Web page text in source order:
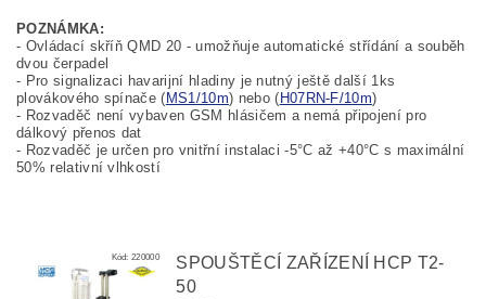
POZNÁMKA:
- Ovládací skříň QMD 20 - umožňuje automatické střídání a souběh
dvou čerpadel
- Pro signalizaci havarijní hladiny je nutný ještě další 1ks
plovákového spínače ( MS1/10m) nebo ( H07RN-F/10m)
- Rozvaděč není vybaven GSM hlásičem a nemá připojení pro
dálkový přenos dat
- Rozvaděč je určen pro vnitřní instalaci -5°C až +40°C s maximální
50% relativní vlhkostí
Kód:220000
SPOUŠTĚCÍ ZAŘÍZENÍ HCP T2-
50